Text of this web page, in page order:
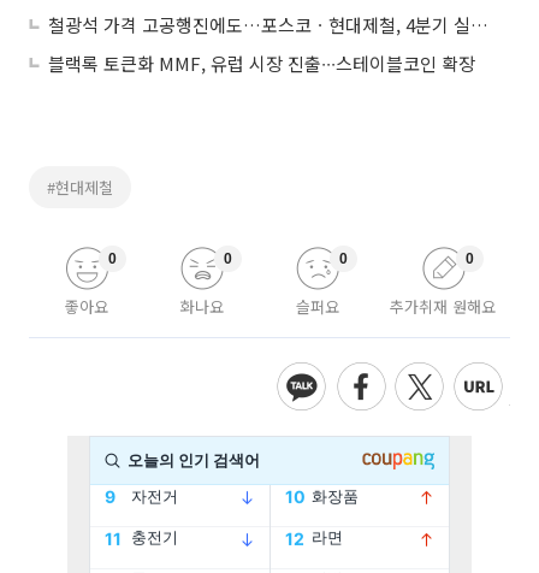
철광석 가격 고공행진에도…포스코ㆍ현대제철, 4분기 실적 청신호인 이유는
블랙록 토큰화 MMF, 유럽 시장 진출∙∙∙스테이블코인 확장
#현대제철
좋아요
0
화나요
0
슬퍼요
0
추가취재 원해요
0